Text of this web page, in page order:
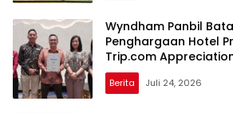
Wyndham Panbil
Penghargaan Hotel
Trip.com
Berita Juli 24, 2026